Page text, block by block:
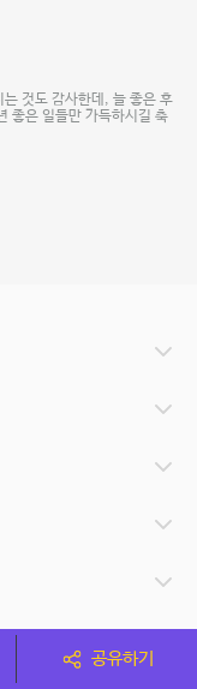
것도 감사한데, 늘 좋은 후
좋은 일들만 가득하시길 축
공유하기